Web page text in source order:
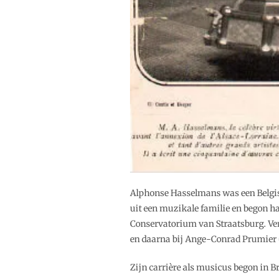
Alphonse Hasselmans was een
uit een muzikale familie en begon
Conservatorium van Straatsburg.
en daarna bij Ange-Conrad
Zijn carrière als musicus begon in